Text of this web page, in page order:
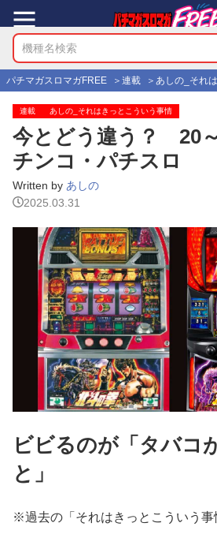
パチマガスロマガFREE 連載 あしの_それ
連載 あしの_それはきっとこういう事情
今とどう違う？ 20
チンコ・パチスロ
Written by あしの
2025.03.31
ビビるのが「タバコ
と」
※過去の「それはきっとこういう事